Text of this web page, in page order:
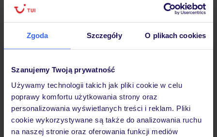
Zgoda Szczegóły O plikach cookies
Szanujemy Twoją prywatność
Używamy technologii takich jak pliki cookie w celu
poprawy komfortu użytkowania strony oraz
personalizowania wyświetlanych treści i reklam. Pliki
cookie wykorzystywane są także do analizowania ruchu
na naszej stronie oraz oferowania funkcji mediów
Hotel
Pokoje